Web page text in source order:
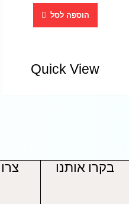
הוספה לסל
Quick View
בקרו אותנו